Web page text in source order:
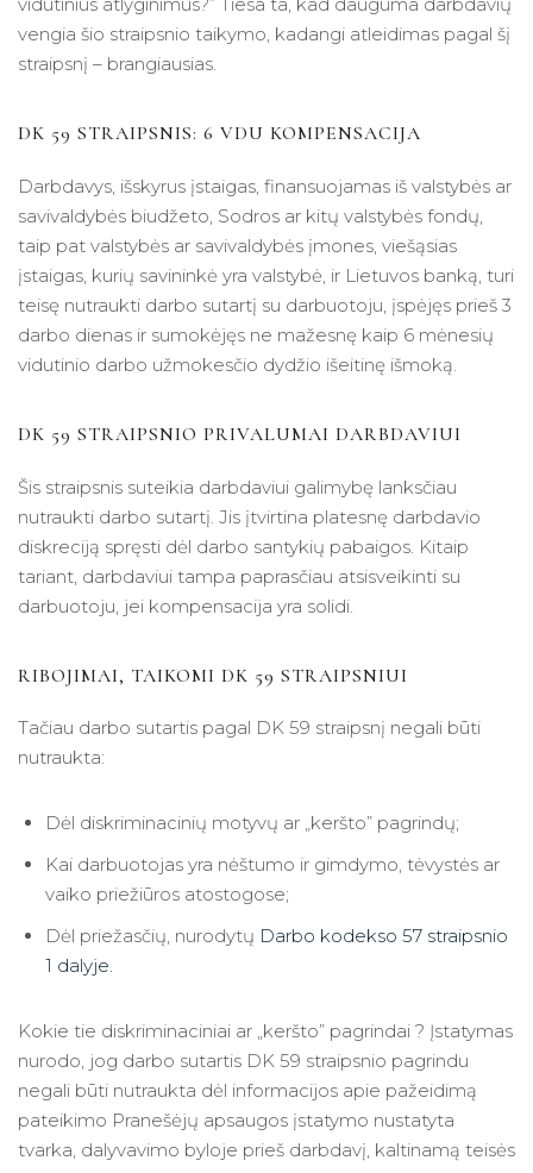
vidutinius atlyginimus?” Tiesa ta, kad dauguma darbdavių
vengia šio straipsnio taikymo, kadangi atleidimas pagal šį
straipsnį – brangiausias.
DK 59 STRAIPSNIS: 6 VDU KOMPENSACIJA
Darbdavys, išskyrus įstaigas, finansuojamas iš valstybės ar
savivaldybės biudžeto, Sodros ar kitų valstybės fondų,
taip pat valstybės ar savivaldybės įmones, viešąsias
įstaigas, kurių savininkė yra valstybė, ir Lietuvos banką, turi
teisę nutraukti darbo sutartį su darbuotoju, įspėjęs prieš 3
darbo dienas ir sumokėjęs ne mažesnę kaip 6 mėnesių
vidutinio darbo užmokesčio dydžio išeitinę išmoką.
DK 59 STRAIPSNIO PRIVALUMAI DARBDAVIUI
Šis straipsnis suteikia darbdaviui galimybę lanksčiau
nutraukti darbo sutartį. Jis įtvirtina platesnę darbdavio
diskreciją spręsti dėl darbo santykių pabaigos. Kitaip
tariant, darbdaviui tampa paprasčiau atsisveikinti su
darbuotoju, jei kompensacija yra solidi.
RIBOJIMAI, TAIKOMI DK 59 STRAIPSNIUI
Tačiau darbo sutartis pagal DK 59 straipsnį negali būti
nutraukta:
Dėl diskriminacinių motyvų ar „keršto” pagrindų;
Kai darbuotojas yra nėštumo ir gimdymo, tėvystės ar
vaiko priežiūros atostogose;
Dėl priežasčių, nurodytų Darbo kodekso 57 straipsnio
1 dalyje.
Kokie tie diskriminaciniai ar „keršto” pagrindai ? Įstatymas
nurodo, jog darbo sutartis DK 59 straipsnio pagrindu
negali būti nutraukta dėl informacijos apie pažeidimą
pateikimo Pranešėjų apsaugos įstatymo nustatyta
tvarka, dalyvavimo byloje prieš darbdavį, kaltinamą teisės